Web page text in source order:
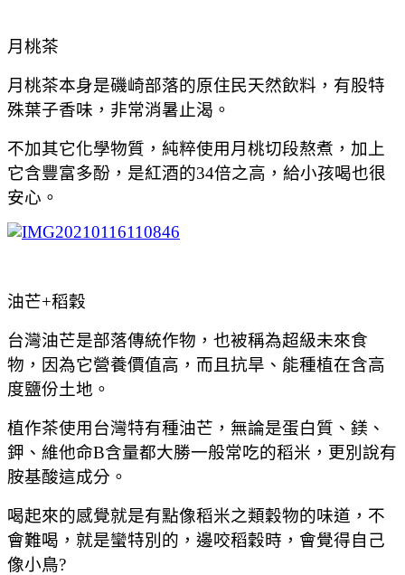
月桃茶
月桃茶本身是磯崎部落的原住民天然飲料，有股特
殊葉子香味，非常消暑止渴。
不加其它化學物質，純粹使用月桃切段熬煮，加上
它含豐富多酚，是紅酒的34倍之高，給小孩喝也很
安心。
油芒+稻穀
台灣油芒是部落傳統作物，也被稱為超級未來食
物，因為它營養價值高，而且抗旱、能種植在含高
度鹽份土地。
植作茶使用台灣特有種油芒，無論是蛋白質、鎂、
鉀、維他命B含量都大勝一般常吃的稻米，更別說有
胺基酸這成分。
喝起來的感覺就是有點像稻米之類穀物的味道，不
會難喝，就是蠻特別的，邊咬稻穀時，會覺得自己
像小鳥?